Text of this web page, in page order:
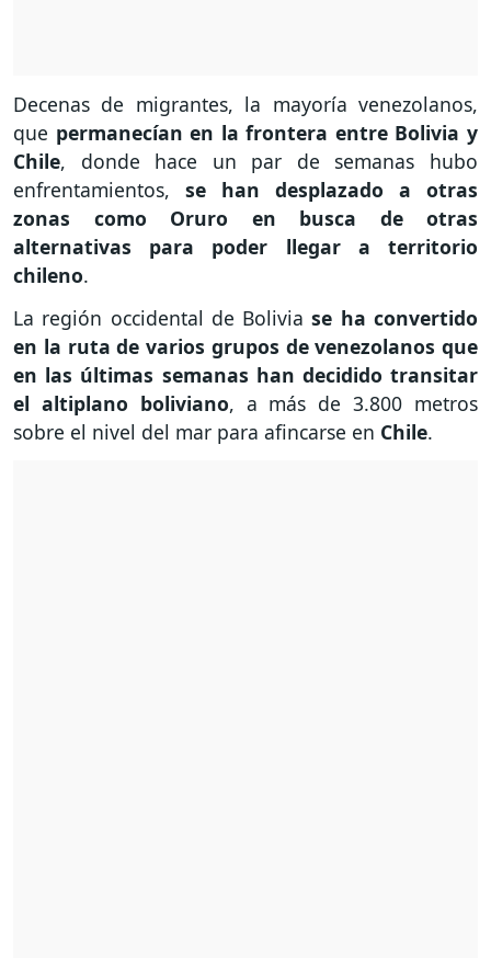
Decenas de migrantes, la mayoría venezolanos,
que permanecían en la frontera entre Bolivia y
Chile, donde hace un par de semanas hubo
enfrentamientos, se han desplazado a otras
zonas como Oruro en busca de otras
alternativas para poder llegar a territorio
chileno.
La región occidental de Boliviase ha convertido
en la ruta de varios grupos de venezolanos que
en las últimas semanas han decidido transitar
el altiplano boliviano, a más de 3.800 metros
sobre el nivel del mar para afincarse en Chile.